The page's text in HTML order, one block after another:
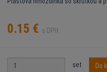
0.15 € s DPH
set Do